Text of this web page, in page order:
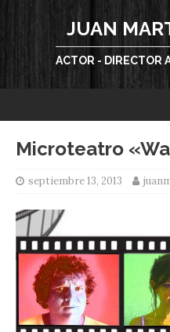
JUAN
ACTOR - DIRECTOR
Microteatro
septiembre 13, 2013